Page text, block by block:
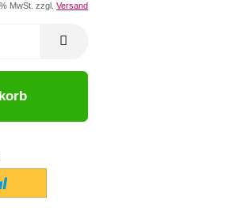
MwSt. zzgl. Versand